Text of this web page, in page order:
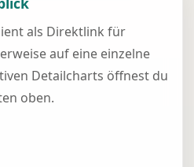
als Direktlink für
auf eine einzelne
Detailcharts öffnest du
oben.